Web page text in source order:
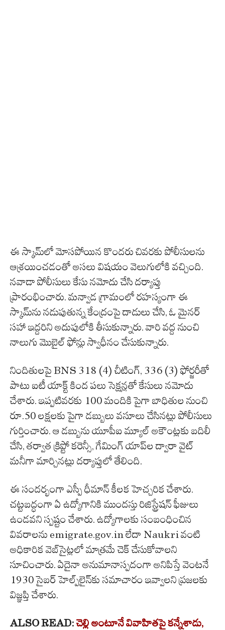
ఈ స్కామ్‌లో మోసపోయిన కొందరు చివరకు పోలీసులను
ఆశ్రయించడంతో అసలు విషయం వెలుగులోకి వచ్చింది.
నవాడా పోలీసులు కేసు నమోదు చేసి దర్యాప్తు
ప్రారంభించారు. మన్వాడ గ్రామంలో రహస్యంగా ఈ
స్కామ్‌ను నడుపుతున్న కేంద్రంపై దాడులు చేసి, ఓ మైనర్
సహా ఇద్దరిని అదుపులోకి తీసుకున్నారు. వారి వద్ద నుంచి
నాలుగు మొబైల్ ఫోన్లు స్వాధీనం చేసుకున్నారు.
నిందితులపై BNS 318 (4) చీటింగ్, 336 (3) ఫోర్జరీతో
పాటు ఐటీ యాక్ట్ కింద పలు సెక్షన్లతో కేసులు నమోదు
చేశారు. ఇప్పటివరకు 100 మందికి పైగా బాధితుల నుంచి
రూ.50 లక్షలకు పైగా డబ్బులు వసూలు చేసినట్లు పోలీసులు
గుర్తించారు. ఆ డబ్బును యూపీఐ మ్యూల్ అకౌంట్లకు బదిలీ
చేసి, తర్వాత క్రిప్టో కరెన్సీ, గేమింగ్ యాప్‌ల ద్వారా వైట్
మనీగా మార్చినట్లు దర్యాప్తులో తేలింది.
ఈ సందర్భంగా ఎస్పీ ధీమాన్ కీలక హెచ్చరిక చేశారు.
చట్టబద్ధంగా ఏ ఉద్యోగానికి ముందస్తు రిజిస్ట్రేషన్ ఫీజులు
ఉండవని స్పష్టం చేశారు. ఉద్యోగాలకు సంబంధించిన
వివరాలను emigrate.gov.in లేదా Naukri వంటి
అధికారిక వెబ్‌సైట్లలో మాత్రమే చెక్ చేసుకోవాలని
సూచించారు. ఏదైనా అనుమానాస్పదంగా అనిపిస్తే వెంటనే
1930 సైబర్ హెల్ప్‌లైన్‌కు సమాచారం ఇవ్వాలని ప్రజలకు
విజ్ఞప్తి చేశారు.
ALSO READ:చెల్లి అంటూనే వివాహితపై కన్నేశాడు,